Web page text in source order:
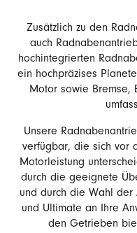
Zusätzlich zu den
auch
hochintegrierten
ein hochpräzises
Motor sowie Bremse,
Unsere
verfügbar, die sich vor
Motorleistung
durch die geeignete
und durch die Wahl der
und Ultimate an Ihre
den Getrieben